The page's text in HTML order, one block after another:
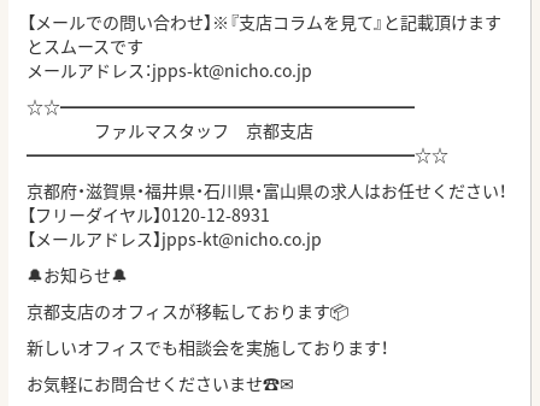
【メールでの問い合わせ】※『支店コラムを見て』と記載頂けます
とスムースです
メールアドレス：jpps-kt@nicho.co.jp
☆☆━━━━━━━━━━━━━━━━━━━━━
ファルマスタッフ 京都支店
━━━━━━━━━━━━━━━━━━━━━━━☆☆
京都府・滋賀県・福井県・石川県・富山県の求人はお任せください！
【フリーダイヤル】0120-12-8931
【メールアドレス】jpps-kt@nicho.co.jp
🔔お知らせ🔔
京都支店のオフィスが移転しております📦
新しいオフィスでも相談会を実施しております！
お気軽にお問合せくださいませ☎✉